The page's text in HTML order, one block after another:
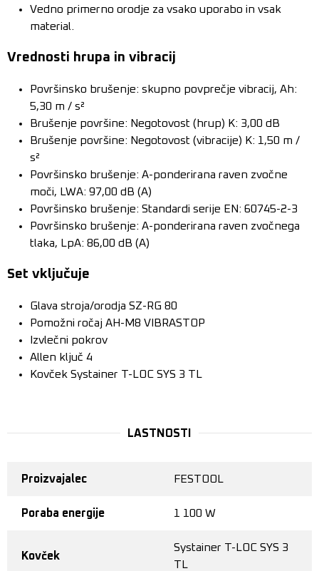
Vedno primerno orodje za vsako uporabo in vsak
material.
Vrednosti hrupa in vibracij
Površinsko brušenje: skupno povprečje vibracij, Ah:
5,30 m / s²
Brušenje površine: Negotovost (hrup) K: 3,00 dB
Brušenje površine: Negotovost (vibracije) K: 1,50 m /
s²
Površinsko brušenje: A-ponderirana raven zvočne
moči, LWA: 97,00 dB (A)
Površinsko brušenje: Standardi serije EN: 60745-2-3
Površinsko brušenje: A-ponderirana raven zvočnega
tlaka, LpA: 86,00 dB (A)
Set vključuje
Glava stroja/orodja SZ-RG 80
Pomožni ročaj AH-M8 VIBRASTOP
Izvlečni pokrov
Allen ključ 4
Kovček Systainer T-LOC SYS 3 TL
LASTNOSTI
Proizvajalec FESTOOL
Poraba energije 1 100 W
Kovček
Systainer T-LOC SYS 3
TL